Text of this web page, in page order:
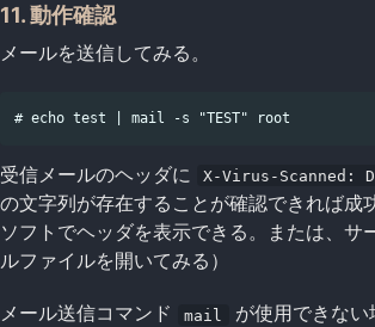
11. 動作確認
メールを送信してみる。
受信メールのヘッダに X-Virus-Scanned:
の文字列が存在することが確認できれば成
ソフトでヘッダを表示できる。または、サ
ルファイルを開いてみる）
メール送信コマンド mail が使用できない